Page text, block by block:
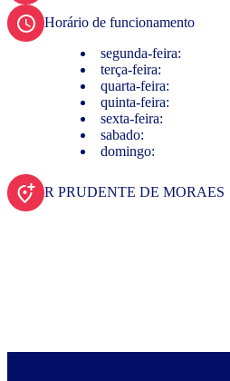
Horário de funcionamento
segunda-feira:
terça-feira:
quarta-feira:
quinta-feira:
sexta-feira:
sabado:
domingo:
R PRUDENTE DE MORAES